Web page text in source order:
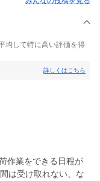
均して特に高い評価を得
詳しくはこちら
作業をできる日程が
は受け取れない、な